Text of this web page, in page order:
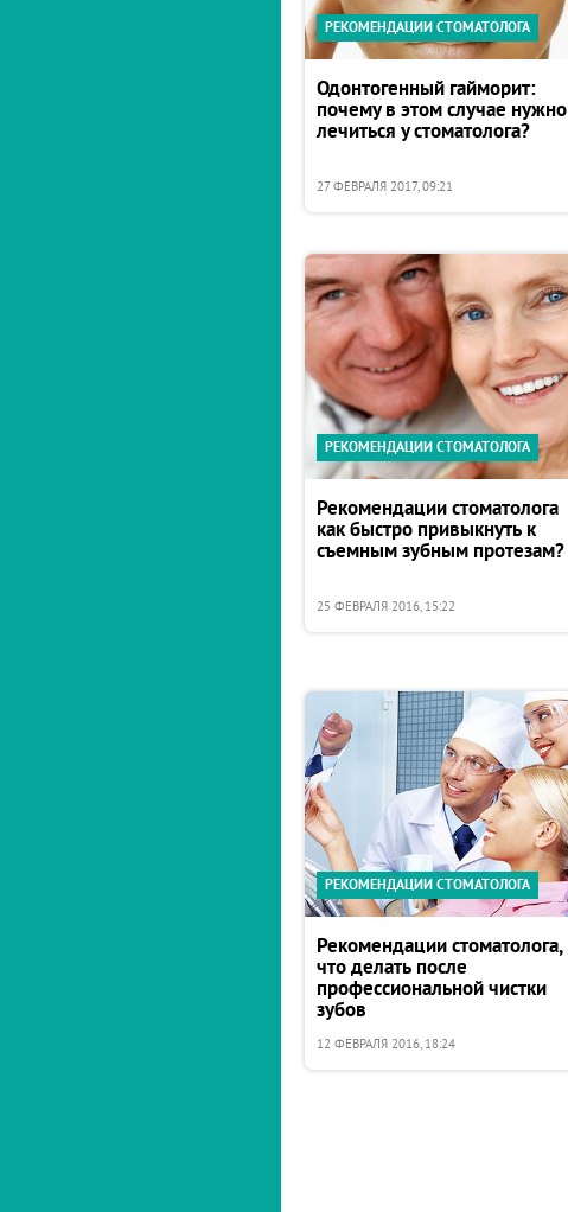
РЕКОМЕНДАЦИИ СТОМАТОЛОГА
Одонтогенный гайморит:
почему в этом случае нужно
лечиться у стоматолога?
27 ФЕВРАЛЯ 2017, 09:21
РЕКОМЕНДАЦИИ СТОМАТОЛОГА
Рекомендации стоматолога
как быстро привыкнуть к
съемным зубным протезам?
25 ФЕВРАЛЯ 2016, 15:22
РЕКОМЕНДАЦИИ СТОМАТОЛОГА
Рекомендации стоматолога,
что делать после
профессиональной чистки
зубов
12 ФЕВРАЛЯ 2016, 18:24